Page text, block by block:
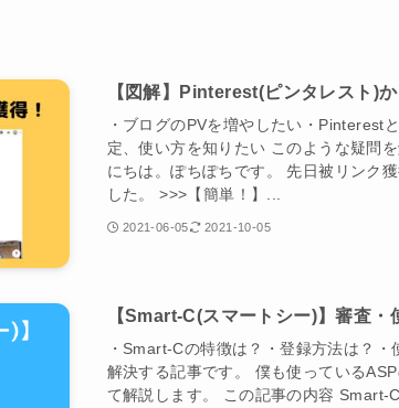
【図解】Pinterest(ピンタレスト)
・ブログのPVを増やしたい・Pinterest
定、使い方を知りたい このような疑問
にちは。ぽちぽちです。 先日被リンク
した。 >>>【簡単！】...
2021-06-05 2021-10-05
【Smart-C(スマートシー)】審査
・Smart-Cの特徴は？・登録方法は？
解決する記事です。 僕も使っている
て解説します。 この記事の内容 Smart-